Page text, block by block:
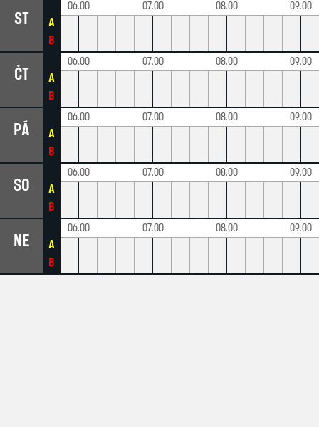
ST
A
B
ČT
A
B
PÁ
A
B
SO
A
B
NE
A
B
06.00 07.00 08.00 09.00
06.00 07.00 08.00 09.00
06.00 07.00 08.00 09.00
06.00 07.00 08.00 09.00
06.00 07.00 08.00 09.00